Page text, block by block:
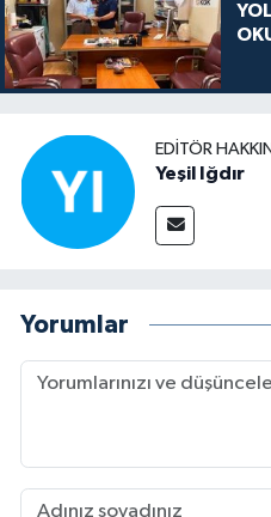
EDITÖR
Yeşil Iğdır
Yorumlar